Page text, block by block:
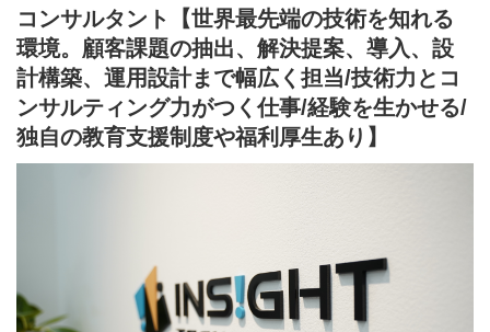
・業界不問：あらゆる業界でDBを用いているお客様が対象
・顧客：大手企業様が中心
・体制：１プロジェクトあたり2～4名のコンサルタントがアサイ
ン
・期間：数か月～数年のものまでプロジェクトによって様々
□ご入社後について
▼人事から会社の説明（オフィス、各部署の紹介等）。その後、
入社者研修もあり
▼徐々に業務をお任せしていきます
※上長や先輩社員がフォローしていきますので、ご安心くださ
い。
コンサルタント【世界最先端の技術を知れる
環境。顧客課題の抽出、解決提案、導入、設
計構築、運用設計まで幅広く担当/技術力とコ
ンサルティング力がつく仕事/経験を生かせる/
独自の教育支援制度や福利厚生あり】